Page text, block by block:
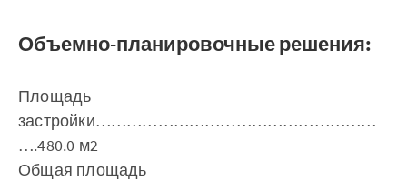
Объемно-планировочные решения:
Площадь
застройки………………………………………………
….480.0 м2
Общая площадь